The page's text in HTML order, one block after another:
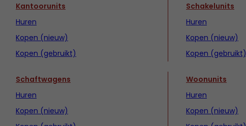
Kantoorunits
Huren
Kopen (nieuw)
Kopen (gebruikt)
Schakelunits
Huren
Kopen (nieuw)
Kopen (gebruikt)
Schaftwagens
Huren
Kopen (nieuw)
Woonunits
Huren
Kopen (nieuw)